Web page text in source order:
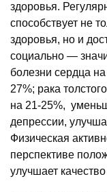
здоровья.
способствует не
здоровья, но и
социально —
болезни сердца
27%; рака
на 21-25%,
депрессии,
Физическая
перспективе
улучшает